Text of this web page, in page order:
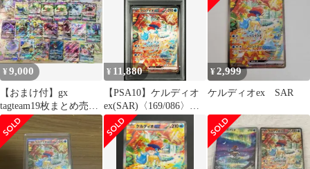
¥9,000
【おまけ付】gx
tagteam19枚まとめ売り
セット【高騰中】
¥ 11,880
【PSA10】ケルディオ
ex(SAR)〈169/086〉
[SV11W]
¥2,999
ケルディオex SAR